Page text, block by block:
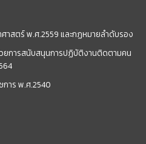
าสตร์ พ.ศ.2559 และกฏหมายลำดับรอง
ยการสนับสนุนการปฏิบัติงานติดตามคน
การ พ.ศ.2540